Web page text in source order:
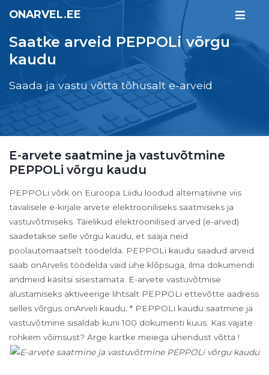
ONARVEL.EE
Saatke arveid PEPPOLi võrgu
kaudu
Saada ja vastu võtta tõhusalt e-arveid
E-arvete saatmine ja vastuvõtmine
PEPPOLi võrgu kaudu
PEPPOLi võrk on Euroopa Liidu loodud alternatiivne viis
tavalisele e-kirjale arvete elektrooniliseks saatmiseks ja
vastuvõtmiseks. Täielikud elektroonilised arved (e-arved)
saadetakse selle võrgu kaudu, et saaja neid
poolautomaatselt töödelda. PEPPOLi kaudu saadud arveid
saab onArvelis töödelda vaid ühe klõpsuga, ilma dokumendi
andmeid käsitsi sisestamata. E-arvete vastuvõtmise
alustamiseks aktiveerige lihtsalt PEPPOLi ettevõtte aadress
selles võrgus onArveli kaudu. * PEPPOLi kaudu saatmine ja
vastuvõtmine sisaldab kuni 100 dokumenti kuus. Kas vajate
rohkem võimsust? Ärge kartke meiega ühendust võtta !